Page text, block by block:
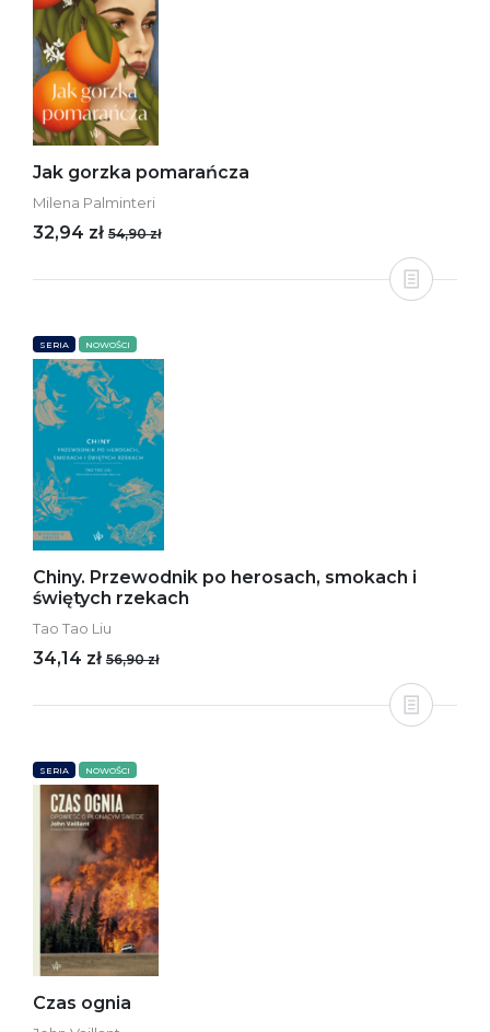
Jak gorzka pomarańcza
Milena Palminteri
32,94 zł 54,90 zł
SERIA NOWOŚCI
Chiny. Przewodnik po herosach, smokach i
świętych rzekach
Tao Tao Liu
34,14 zł 56,90 zł
SERIA NOWOŚCI
Czas ognia